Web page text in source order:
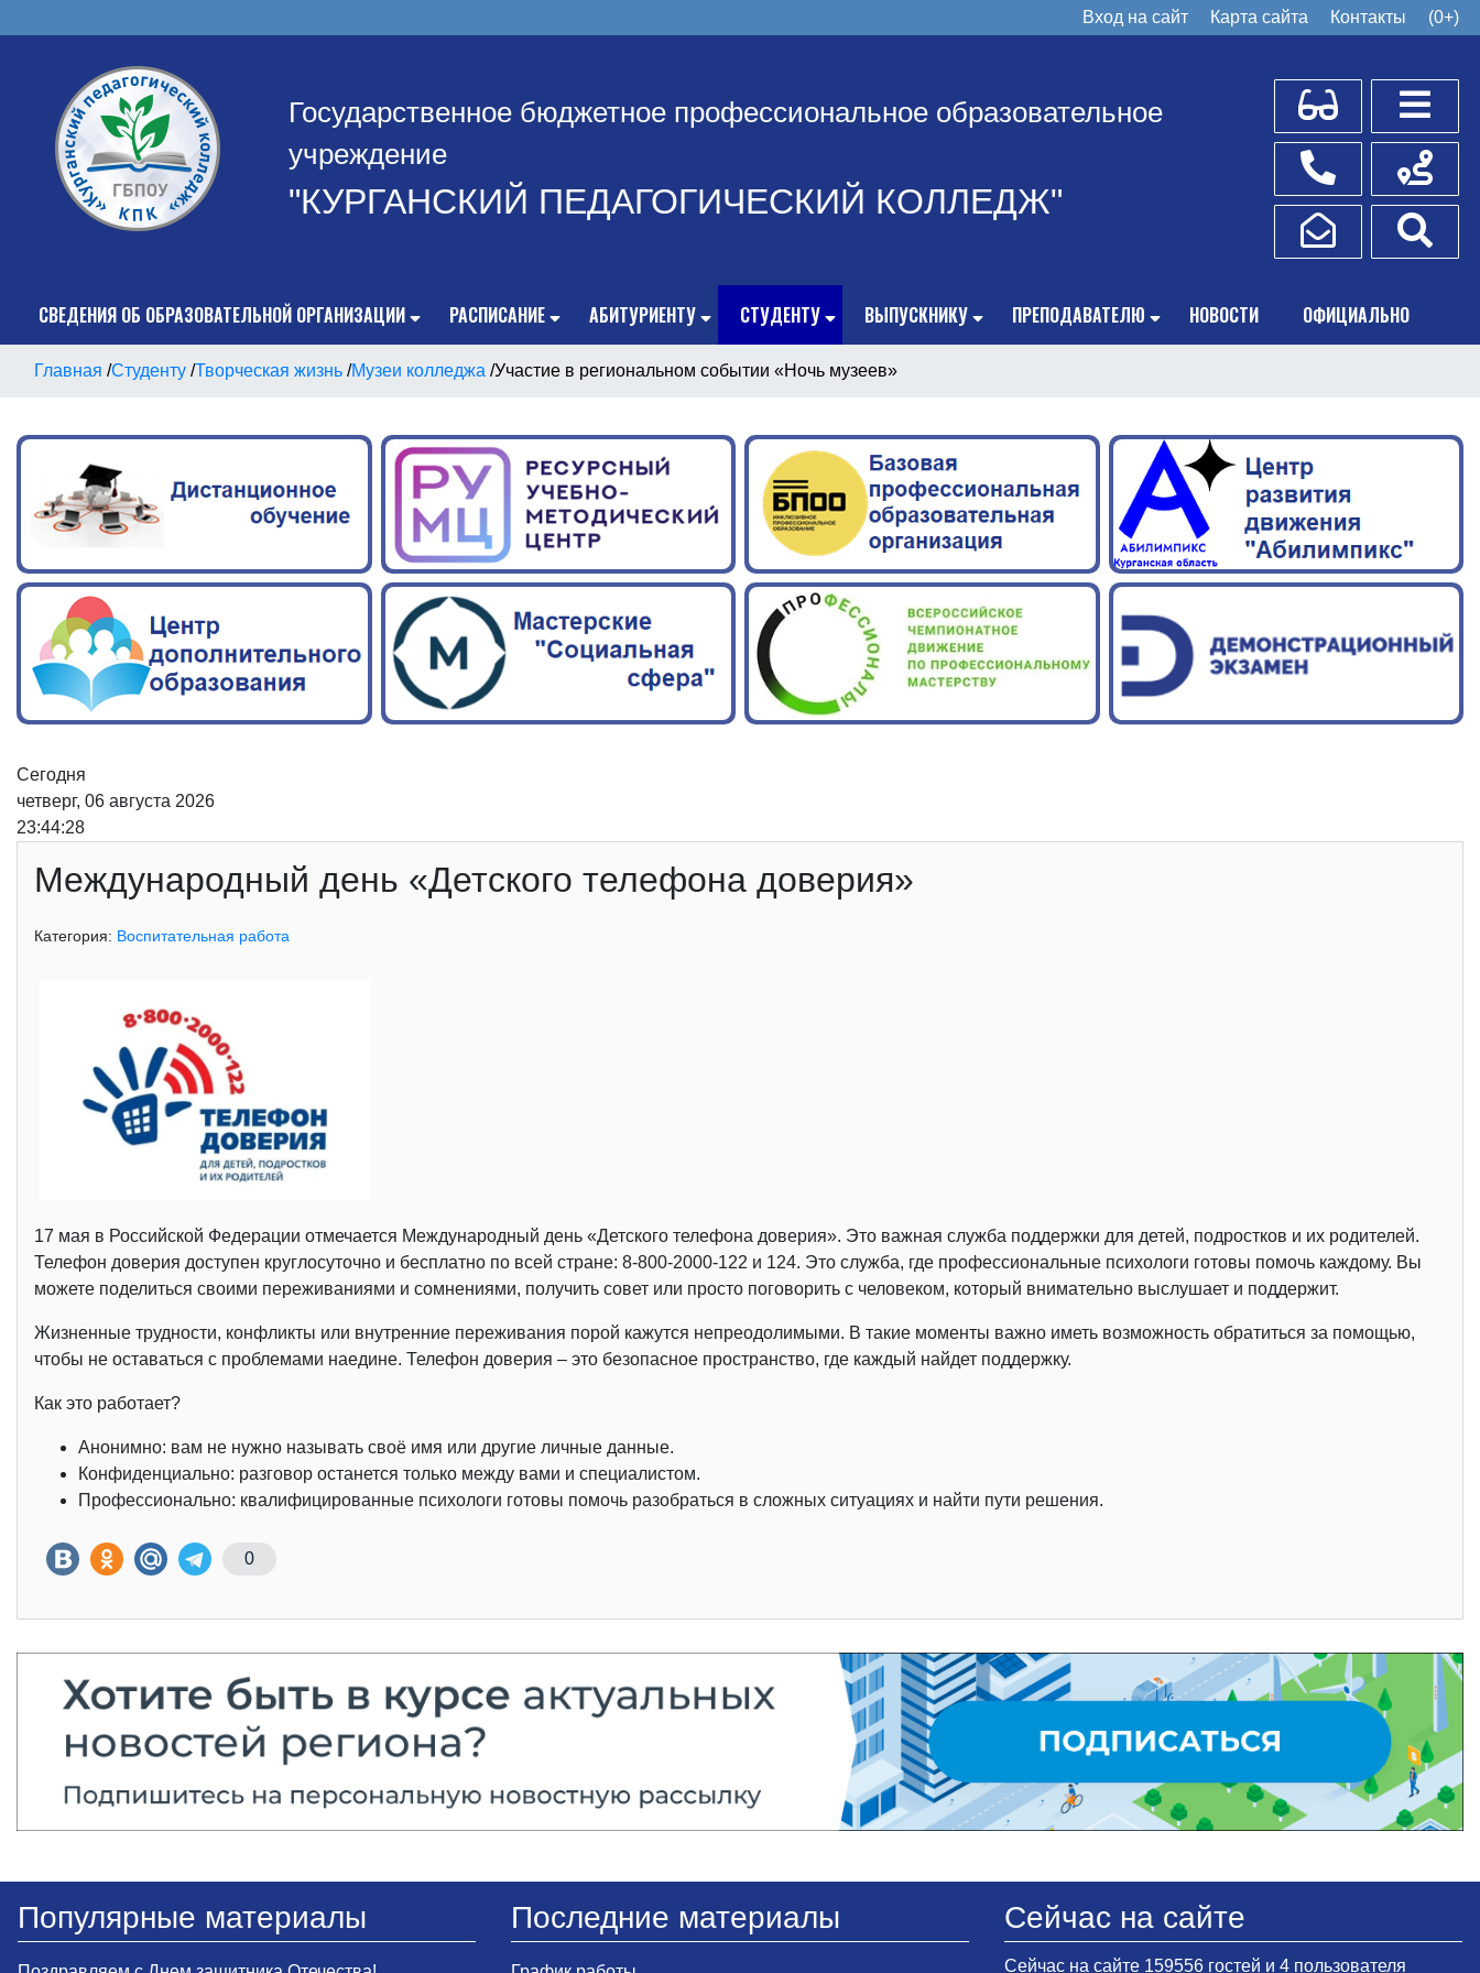
Вход на сайт Карта сайта Контакты (0+)
Государственное бюджетное профессиональное образовательное
учреждение
"КУРГАНСКИЙ ПЕДАГОГИЧЕСКИЙ КОЛЛЕДЖ"
Для слабовидящих
Телефоны
Написать обращение
Схема
СВЕДЕНИЯ ОБ ОБРАЗОВАТЕЛЬНОЙ ОРГАНИЗАЦИИ РАСПИСАНИЕ АБИТУРИЕНТУ СТУДЕНТУ ВЫПУСКНИКУ ПРЕПОДАВАТЕЛЮ НОВОСТИ ОФИЦИАЛЬНО
Главная /Студенту /Творческая жизнь /Музеи колледжа /Участие в региональном событии «Ночь музеев»
Сегодня
четверг, 06 августа 2026
23:44:29
Международный день «Детского телефона доверия»
Категория: Воспитательная работа
17 мая в Российской Федерации отмечается Международный день «Детского телефона доверия». Это важная служба поддержки для детей, подростков и их родителей.
Телефон доверия доступен круглосуточно и бесплатно по всей стране: 8-800-2000-122 и 124. Это служба, где профессиональные психологи готовы помочь каждому. Вы
можете поделиться своими переживаниями и сомнениями, получить совет или просто поговорить с человеком, который внимательно выслушает и поддержит.
Жизненные трудности, конфликты или внутренние переживания порой кажутся непреодолимыми. В такие моменты важно иметь возможность обратиться за помощью,
чтобы не оставаться с проблемами наедине. Телефон доверия – это безопасное пространство, где каждый найдет поддержку.
Как это работает?
Анонимно: вам не нужно называть своё имя или другие личные данные.
Конфиденциально: разговор останется только между вами и специалистом.
Профессионально: квалифицированные психологи готовы помочь разобраться в сложных ситуациях и найти пути решения.
0
Популярные материалы Последние материалы Сейчас на сайте
Сейчас на сайте 159556 гостей и 4 пользователя